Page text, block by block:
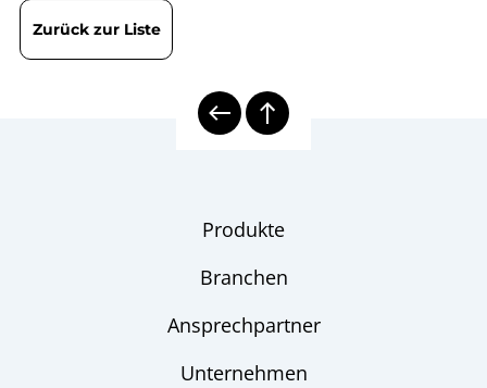
Zurück zur Liste
Produkte
Branchen
Ansprechpartner
Unternehmen